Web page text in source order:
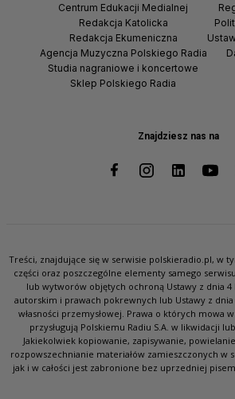
Znajdziesz nas na
Centrum Edukacji Medialnej
Redakcja Katolicka
Redakcja Ekumeniczna
Agencja Muzyczna Polskiego Radia
Studia nagraniowe i koncertowe
Sklep Polskiego Radia
Treści, znajdujące się w serwisie polskieradio.pl, w
części oraz poszczególne elementy samego
lub wytworów objętych ochroną Ustawy z dnia 4
autorskim i prawach pokrewnych lub Ustawy z dnia
własności przemysłowej. Prawa o których mowa
przysługują Polskiemu Radiu S.A. w likwidacji
Jakiekolwiek kopiowanie, zapisywanie,
rozpowszechnianie materiałów zamieszczonych w
jak i w całości jest zabronione bez uprzedniej